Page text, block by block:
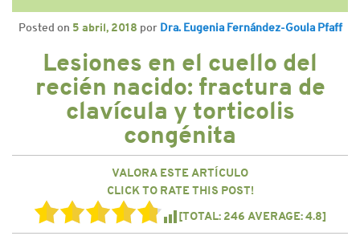
CONSULTAS FRECUENTES
CONTACTO
Posted on 5 abril, 2018 por Dra. Eugenia Fernández-Goula Pfaff
Lesiones en el cuello del
recién nacido: fractura de
clavícula y torticolis
congénita
VALORA ESTE ARTÍCULO
CLICK TO RATE THIS POST!
[TOTAL: 246 AVERAGE:4.8]